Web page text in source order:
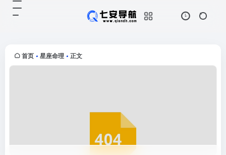
首页 • 星座命理 • 正文
星座开运方法，星座运势，配对，查
询以及心理测试，塔罗牌，先天命
格，气运，生肖等星相运数相关内